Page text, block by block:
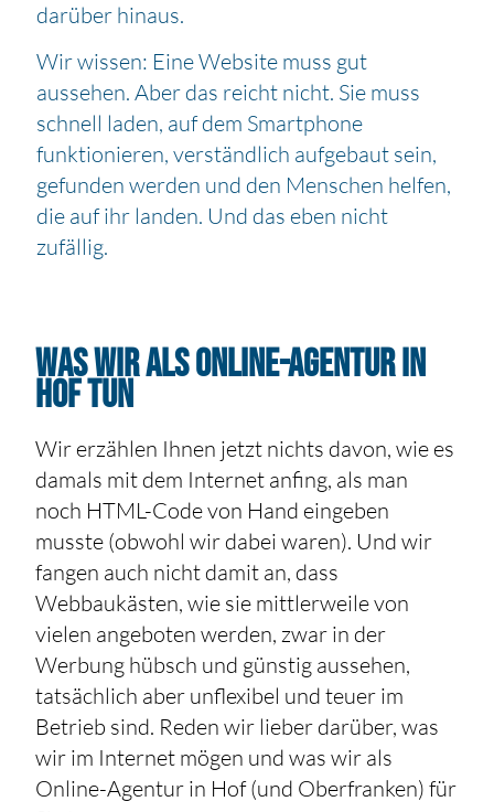
darüber hinaus.
Wir wissen: Eine Website muss gut
aussehen. Aber das reicht nicht. Sie muss
schnell laden, auf dem Smartphone
funktionieren, verständlich aufgebaut sein,
gefunden werden und den Menschen helfen,
die auf ihr landen. Und das eben nicht
zufällig.
Was wir als Online-Agentur in
Hof tun
Wir erzählen Ihnen jetzt nichts davon, wie es
damals mit dem Internet anfing, als man
noch HTML-Code von Hand eingeben
musste (obwohl wir dabei waren). Und wir
fangen auch nicht damit an, dass
Webbaukästen, wie sie mittlerweile von
vielen angeboten werden, zwar in der
Werbung hübsch und günstig aussehen,
tatsächlich aber unflexibel und teuer im
Betrieb sind. Reden wir lieber darüber, was
wir im Internet mögen und was wir als
Online-Agentur in Hof (und Oberfranken) für